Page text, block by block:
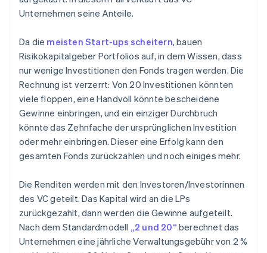
Unternehmen seine Anteile.
Da die meisten Start-ups scheitern, bauen
Risikokapitalgeber Portfolios auf, in dem Wissen, dass
nur wenige Investitionen den Fonds tragen werden. Die
Rechnung ist verzerrt: Von 20 Investitionen könnten
viele floppen, eine Handvoll könnte bescheidene
Gewinne einbringen, und ein einziger Durchbruch
könnte das Zehnfache der ursprünglichen Investition
oder mehr einbringen. Dieser eine Erfolg kann den
gesamten Fonds zurückzahlen und noch einiges mehr.
Die Renditen werden mit den Investoren/Investorinnen
des VC geteilt. Das Kapital wird an die LPs
zurückgezahlt, dann werden die Gewinne aufgeteilt.
Nach dem Standardmodell „2 und 20“ berechnet das
Unternehmen eine jährliche Verwaltungsgebühr von 2 %